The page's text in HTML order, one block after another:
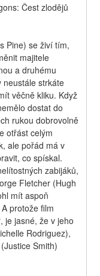
Čest zlodějů
Pine) se živí tím,
majitele
a druhému
neustále strkáte
věčně kliku. Když
dostat do
rukou dobrovolně
otřást celým
ale pořád má v
co spískal.
zabijáků,
Fletcher (Hugh
mít aspoň
protože film
je jasné, že v jeho
Rodriguez),
Smith)